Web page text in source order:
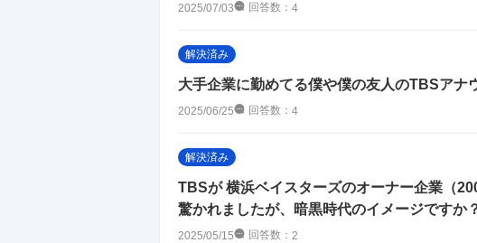
2025/07/03 回答数： 4
解決済み
大手企業に勤めてる僕や僕の友人のTBSアナ
2025/06/25 回答数： 4
解決済み
TBSが 横浜ベイスターズのオーナー企業（
驚かれましたが、暗黒時代のイメージですか
2025/05/15 回答数： 2